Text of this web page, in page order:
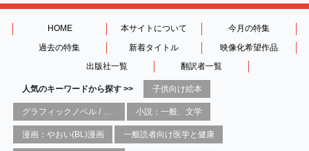
HOME 本サイトについて
今月の特集
過去の特集
新着タイトル
映像化希望作品
出版社一覧
翻訳者一覧
人気のキーワードから探す >> 子供向け絵本
小説：一般、文学
漫画：やおい(BL)漫画 一般読者向け医学と健康